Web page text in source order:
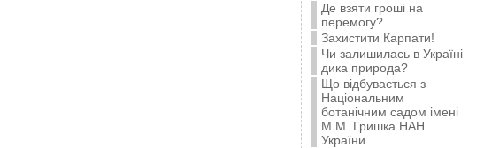
Де взяти гроші на
перемогу?
Захистити Карпати!
Чи залишилась в Україні
дика природа?
Що відбувається з
Національним
ботанічним садом імені
М.М. Гришка НАН
України